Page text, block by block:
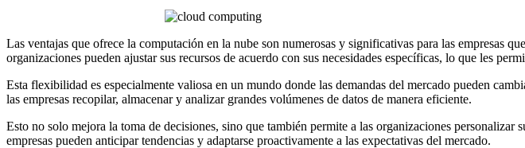
Las ventajas que ofrece la computación en la nube son numerosas y significativas para las empresas
organizaciones pueden ajustar sus recursos de acuerdo con sus necesidades específicas, lo que les
Esta flexibilidad es especialmente valiosa en un mundo donde las demandas del mercado pueden
las empresas recopilar, almacenar y analizar grandes volúmenes de datos de manera eficiente.
Esto no solo mejora la toma de decisiones, sino que también permite a las organizaciones
empresas pueden anticipar tendencias y adaptarse proactivamente a las expectativas del mercado.